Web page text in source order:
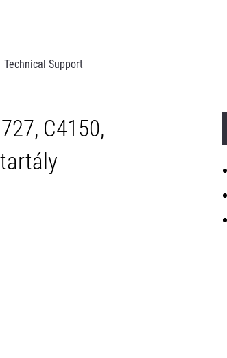
Technical Support
C4150,